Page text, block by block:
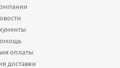
оплаты
доставки